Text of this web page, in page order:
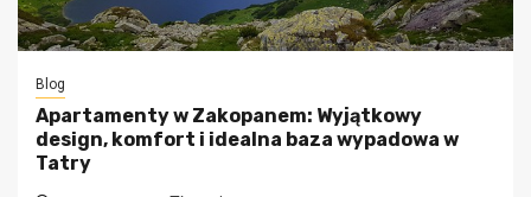
Blog
Apartamenty w Zakopanem: Wyjątkowy
design, komfort i idealna baza wypadowa w
Tatry